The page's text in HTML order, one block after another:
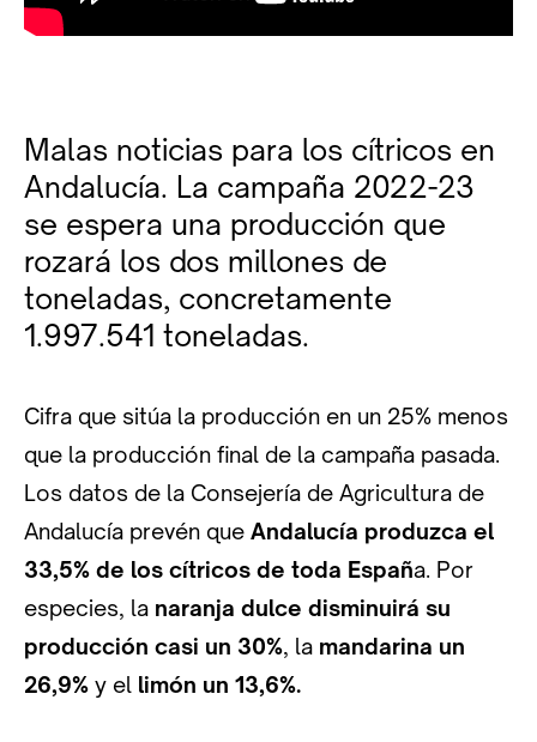
Malas noticias para los cítricos en
Andalucía. La campaña 2022-23
se espera una producción que
rozará los dos millones de
toneladas, concretamente
1.997.541 toneladas.
Cifra que sitúa la producción en un 25% menos
que la producción final de la campaña pasada.
Los datos de la Consejería de Agricultura de
Andalucía prevén que Andalucía produzca el
33,5% de los cítricos de toda España. Por
especies, la naranja dulce disminuirá su
producción casi un 30%, la mandarina un
26,9% y el limón un 13,6%.